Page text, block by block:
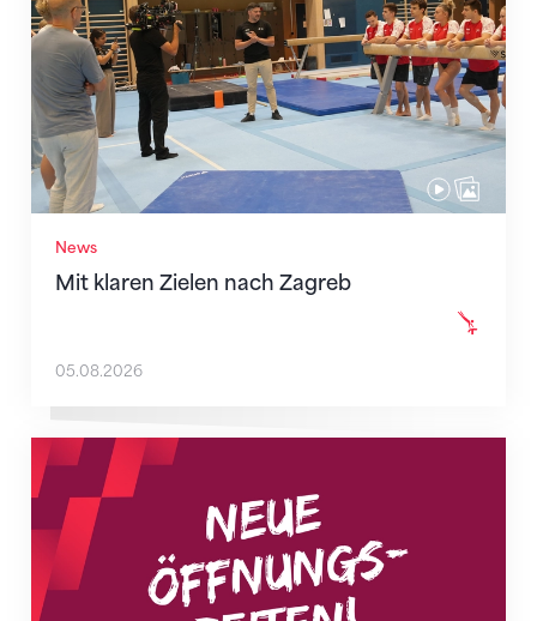
News
Mit klaren Zielen nach Zagreb
05.08.2026
Neue Empfangszeiten ab 1. August 2026